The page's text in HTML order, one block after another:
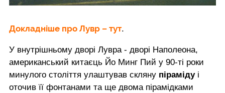
Докладніше про Лувр – тут.
У внутрішньому дворі Лувра - дворі Наполеона,
американський китаєць Йо Минг Пий у 90-ті роки
минулого століття улаштував скляну піраміду і
оточив її фонтанами та ще двома пірамідками